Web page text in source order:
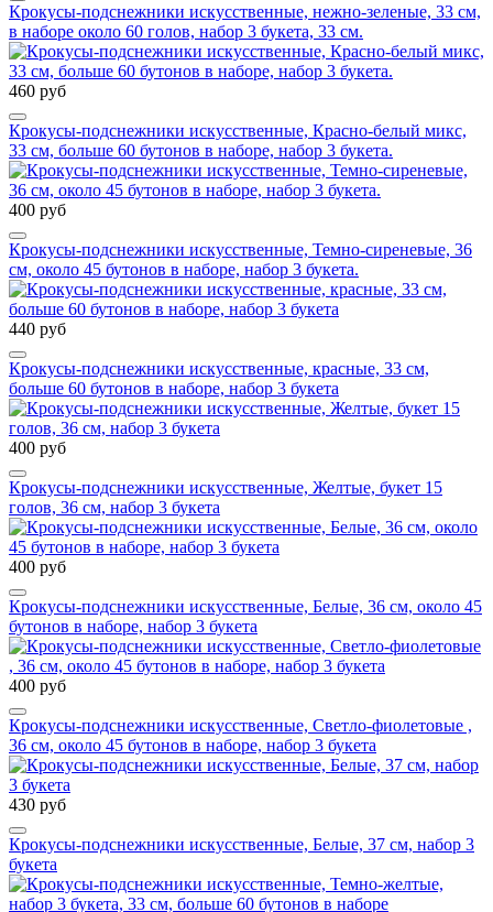
Крокусы-подснежники искусственные, нежно-зеленые, 33 см,
в наборе около 60 голов, набор 3 букета, 33 см.
460 руб
Крокусы-подснежники искусственные, Красно-белый микс,
33 см, больше 60 бутонов в наборе, набор 3 букета.
400 руб
Крокусы-подснежники искусственные, Темно-сиреневые, 36
см, около 45 бутонов в наборе, набор 3 букета.
440 руб
Крокусы-подснежники искусственные, красные, 33 см,
больше 60 бутонов в наборе, набор 3 букета
400 руб
Крокусы-подснежники искусственные, Желтые, букет 15
голов, 36 см, набор 3 букета
400 руб
Крокусы-подснежники искусственные, Белые, 36 см, около 45
бутонов в наборе, набор 3 букета
400 руб
Крокусы-подснежники искусственные, Светло-фиолетовые ,
36 см, около 45 бутонов в наборе, набор 3 букета
430 руб
Крокусы-подснежники искусственные, Белые, 37 см, набор 3
букета